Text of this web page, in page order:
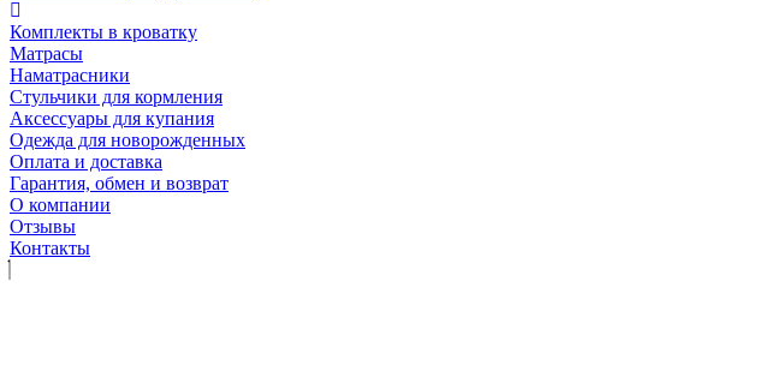
Комплекты в кроватку
Матрасы
Наматрасники
Стульчики для кормления
Аксессуары для купания
Одежда для новорожденных
Оплата и доставка
Гарантия, обмен и возврат
О компании
Отзывы
Контакты